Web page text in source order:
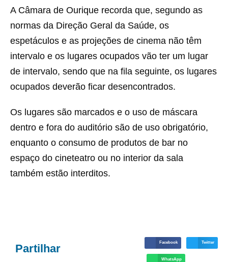
A Câmara de Ourique recorda que, segundo as
normas da Direção Geral da Saúde, os
espetáculos e as projeções de cinema não têm
intervalo e os lugares ocupados vão ter um lugar
de intervalo, sendo que na fila seguinte, os lugares
ocupados deverão ficar desencontrados.
Os lugares são marcados e o uso de máscara
dentro e fora do auditório são de uso obrigatório,
enquanto o consumo de produtos de bar no
espaço do cineteatro ou no interior da sala
também estão interditos.
Partilhar Facebook Twitter
WhatsApp